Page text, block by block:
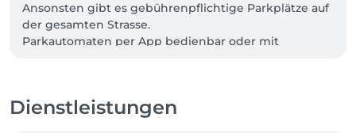
Ansonsten gibt es gebührenpflichtige Parkplätze auf
der gesamten Strasse.
Parkautomaten per App bedienbar oder mit
Dienstleistungen